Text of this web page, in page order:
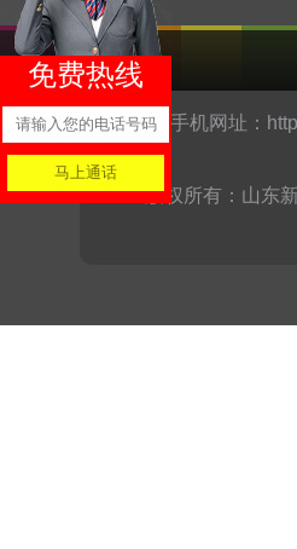
手机网址：
版权所有：山东
免费热线